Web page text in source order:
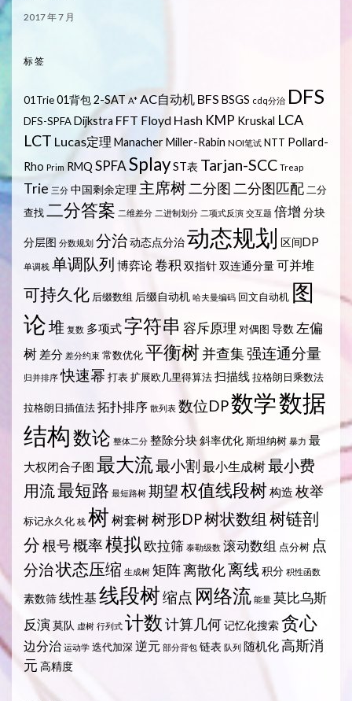
2017 年 7 月
标签
01Trie01背包2-SAT A* AC自动机 BFS BSGS cdq分治 DFS
DFS-SPFADijkstra FFT Floyd Hash KMP Kruskal LCA
LCT Lucas定理 ManacherMiller-Rabin NOI笔试 NTT Pollard-
Rho Prim RMQ SPFASplayST表 Tarjan-SCC Treap
Trie 三分 中国剩余定理 主席树二分图 二分图匹配二分
查找二分答案 二维差分 二进制划分 二项式反演 交互题 倍增 分块
分层图 分数规划 分治动态点分治动态规划 区间DP
单调栈 单调队列 博弈论卷积 双指针双连通分量可并堆
可持久化 后缀数组 后缀自动机 哈夫曼编码 回文自动机 图
论堆 复数 多项式字符串 容斥原理 对偶图 导数 左偏
树 差分 差分约束 常数优化平衡树并查集强连通分量
归并排序 快速幂 打表扩展欧几里得算法扫描线拉格朗日乘数法
拉格朗日插值法拓扑排序 散列表 数位DP数学数据
结构数论 整体二分 整除分块斜率优化斯坦纳树 暴力 最
大权闭合子图 最大流最小割 最小生成树最小费
用流最短路 最短路树 期望权值线段树构造 枚举
标记永久化 栈 树 树套树树形DP树状数组 树链剖
分根号概率模拟 欧拉筛 泰勒级数 滚动数组 点分树 点
分治状态压缩 生成树 矩阵离散化离线积分 积性函数
素数筛线性基 线段树缩点 网络流 能量 莫比乌斯
反演莫队 虚树 行列式 计数计算几何记忆化搜索贪心
边分治 运动学 迭代加深逆元 部分背包 链表 队列 随机化高斯消
元 高精度